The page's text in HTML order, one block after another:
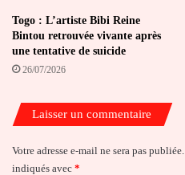
Togo : L’artiste Bibi Reine
Bintou retrouvée vivante après
une tentative de suicide
26/07/2026
Laisser un commentaire
Votre adresse e-mail ne sera pas publiée.
indiqués avec *